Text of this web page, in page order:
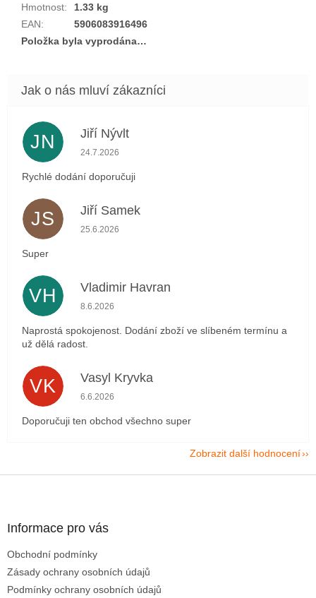
Hmotnost:
1.33 kg
EAN:
5906083916496
Položka byla vyprodána…
JN Jiří Nývlt
Hodnocení obchodu je 5 z 5 hvězdiček.
24.7.2026
Rychlé dodání doporučuji
JS Jiří Samek
Hodnocení obchodu je 5 z 5 hvězdiček.
25.6.2026
Super
VH Vladimir Havran
Hodnocení obchodu je 5 z 5 hvězdiček.
8.6.2026
Naprostá spokojenost. Dodání zboží ve slíbeném termínu a
už dělá radost.
VK Vasyl Kryvka
Hodnocení obchodu je 5 z 5 hvězdiček.
6.6.2026
Doporučuji ten obchod všechno super
Zobrazit další hodnocení
Informace pro vás
Obchodní podmínky
Zásady ochrany osobních údajů
Podmínky ochrany osobních údajů